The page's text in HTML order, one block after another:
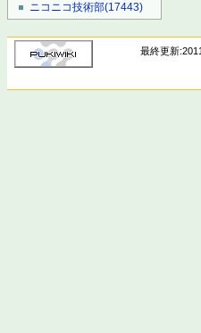
ニコニコ技術部(17443)
最終更新